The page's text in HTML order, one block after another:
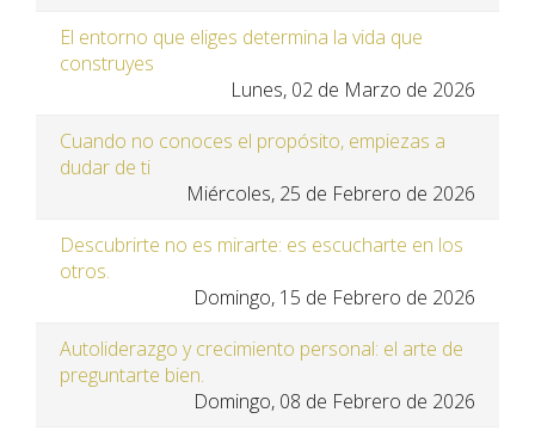
El entorno que eliges determina la vida que
construyes
Lunes, 02 de Marzo de 2026
Cuando no conoces el propósito, empiezas a
dudar de ti
Miércoles, 25 de Febrero de 2026
Descubrirte no es mirarte: es escucharte en los
otros.
Domingo, 15 de Febrero de 2026
Autoliderazgo y crecimiento personal: el arte de
preguntarte bien.
Domingo, 08 de Febrero de 2026